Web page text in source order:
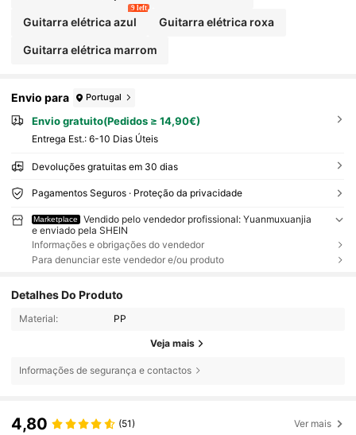
Guitarra elétrica azul
9 left
Guitarra elétrica roxa
Guitarra elétrica marrom
Envio para Portugal
Envio gratuito(Pedidos ≥ 14,90€)
Entrega Est.: 6-10 Dias Úteis
Devoluções gratuitas em 30 dias
Pagamentos Seguros · Proteção da privacidade
Marketplace
Vendido pelo vendedor profissional: Yuanmuxuanjia
e enviado pela SHEIN
Informações e obrigações do vendedor
Para denunciar este vendedor e/ou produto
Detalhes Do Produto
Material: PP
Veja mais
Informações de segurança e contactos
4,80 (51) Ver mais